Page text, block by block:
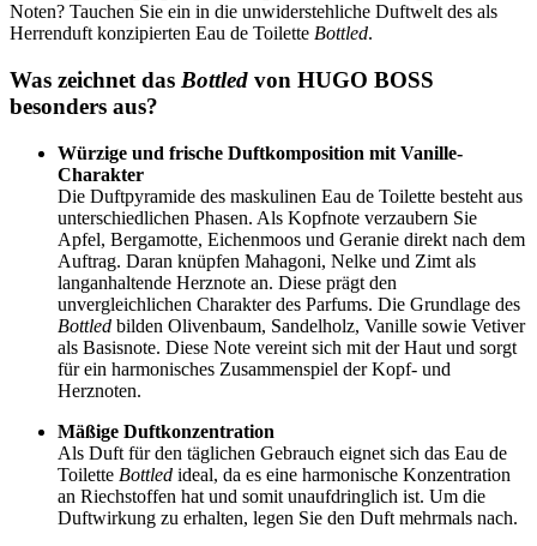
Noten? Tauchen Sie ein in die unwiderstehliche Duftwelt des als
Herrenduft konzipierten Eau de Toilette Bottled.
Was zeichnet das Bottled von HUGO BOSS
besonders aus?
Würzige und frische Duftkomposition mit Vanille-
Charakter
Die Duftpyramide des maskulinen Eau de Toilette besteht aus
unterschiedlichen Phasen. Als Kopfnote verzaubern Sie
Apfel, Bergamotte, Eichenmoos und Geranie direkt nach dem
Auftrag. Daran knüpfen Mahagoni, Nelke und Zimt als
langanhaltende Herznote an. Diese prägt den
unvergleichlichen Charakter des Parfums. Die Grundlage des
Bottled bilden Olivenbaum, Sandelholz, Vanille sowie Vetiver
als Basisnote. Diese Note vereint sich mit der Haut und sorgt
für ein harmonisches Zusammenspiel der Kopf- und
Herznoten.
Mäßige Duftkonzentration
Als Duft für den täglichen Gebrauch eignet sich das Eau de
Toilette Bottled ideal, da es eine harmonische Konzentration
an Riechstoffen hat und somit unaufdringlich ist. Um die
Duftwirkung zu erhalten, legen Sie den Duft mehrmals nach.